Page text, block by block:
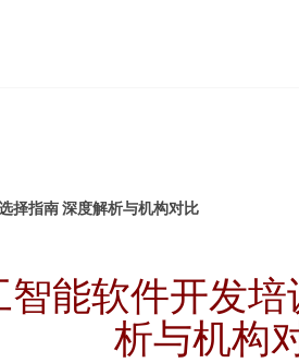
择指南 深度解析与机构对比
智能软件开发
析与机构